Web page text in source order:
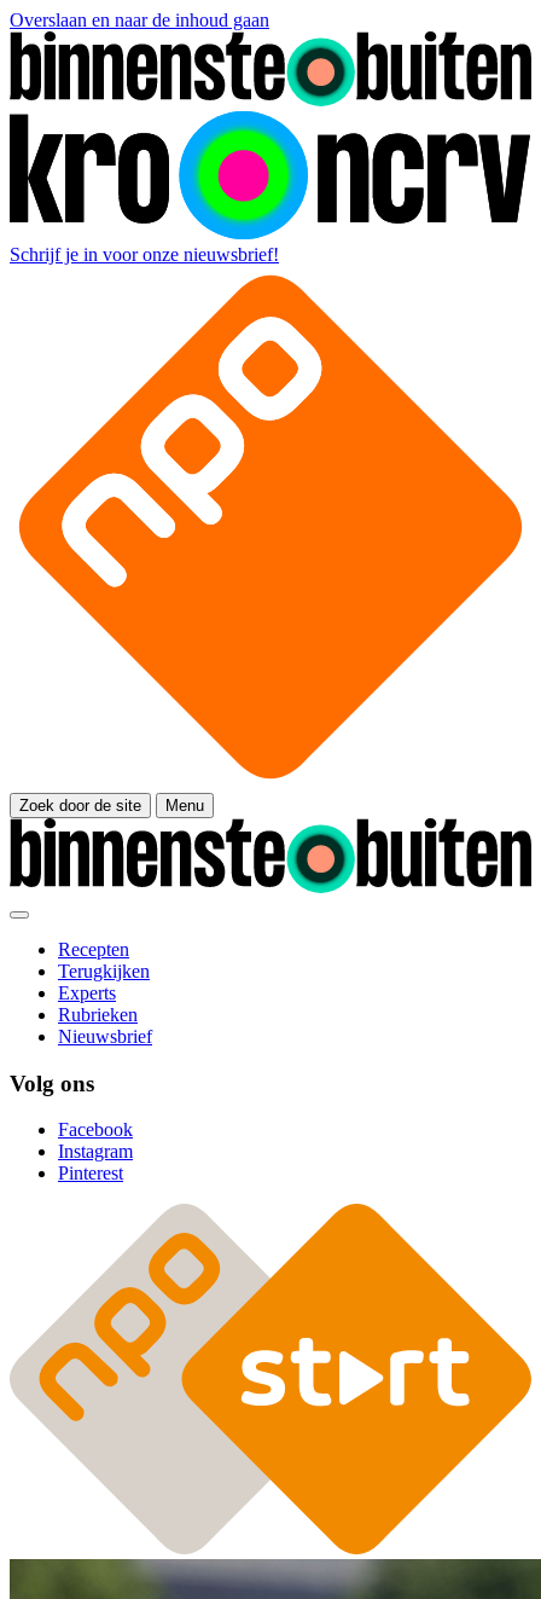
Overslaan en naar de inhoud gaan
Schrijf je in voor onze nieuwsbrief!
Zoek door de site Menu
Recepten
Terugkijken
Experts
Rubrieken
Nieuwsbrief
Volg ons
Facebook
Instagram
Pinterest